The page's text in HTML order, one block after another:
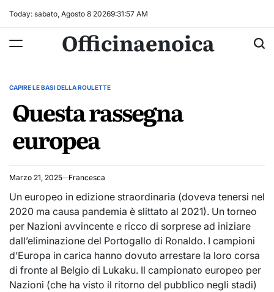
Today: sabato, Agosto 8 20269:31:57 AM
Officinaenoica
POSTED
CAPIRE LE BASI DELLA ROULETTE
Questa rassegna
europea
Marzo 21, 2025 Francesca
Un europeo in edizione straordinaria (doveva tenersi nel
2020 ma causa pandemia è slittato al 2021). Un torneo
per Nazioni avvincente e ricco di sorprese ad iniziare
dall’eliminazione del Portogallo di Ronaldo. I campioni
d’Europa in carica hanno dovuto arrestare la loro corsa
di fronte al Belgio di Lukaku. Il campionato europeo per
Nazioni (che ha visto il ritorno del pubblico negli stadi)